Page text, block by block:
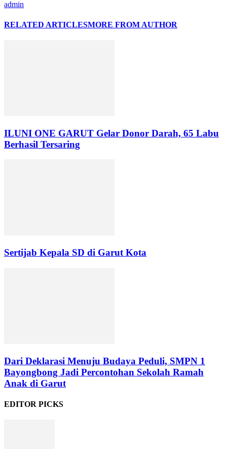
admin
RELATED ARTICLESMORE FROM AUTHOR
ILUNI ONE GARUT Gelar Donor Darah, 65 Labu
Berhasil Tersaring
Sertijab Kepala SD di Garut Kota
Dari Deklarasi Menuju Budaya Peduli, SMPN 1
Bayongbong Jadi Percontohan Sekolah Ramah
Anak di Garut
EDITOR PICKS